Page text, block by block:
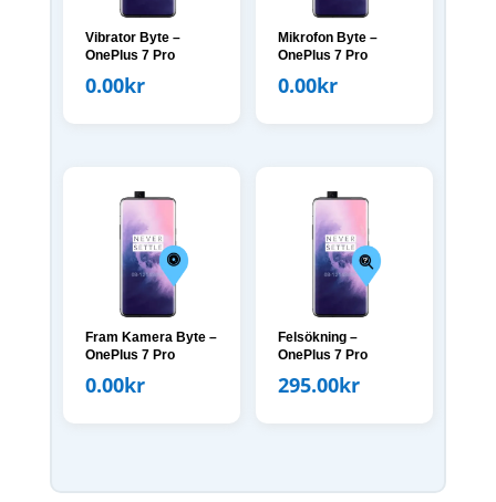
Vibrator Byte –
OnePlus 7 Pro
0.00kr
Mikrofon Byte –
OnePlus 7 Pro
0.00kr
Fram Kamera Byte –
OnePlus 7 Pro
0.00kr
Felsökning –
OnePlus 7 Pro
295.00kr